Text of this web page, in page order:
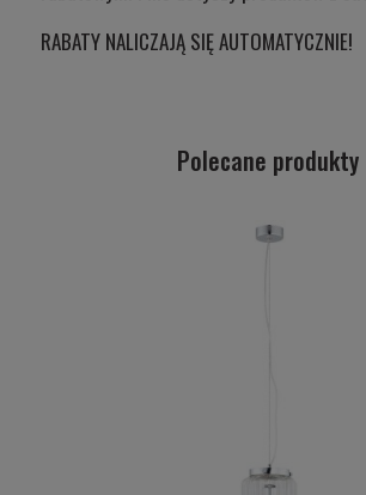
RABATY NALICZAJĄ SIĘ AUTOMATYCZNIE!
Polecane produkty